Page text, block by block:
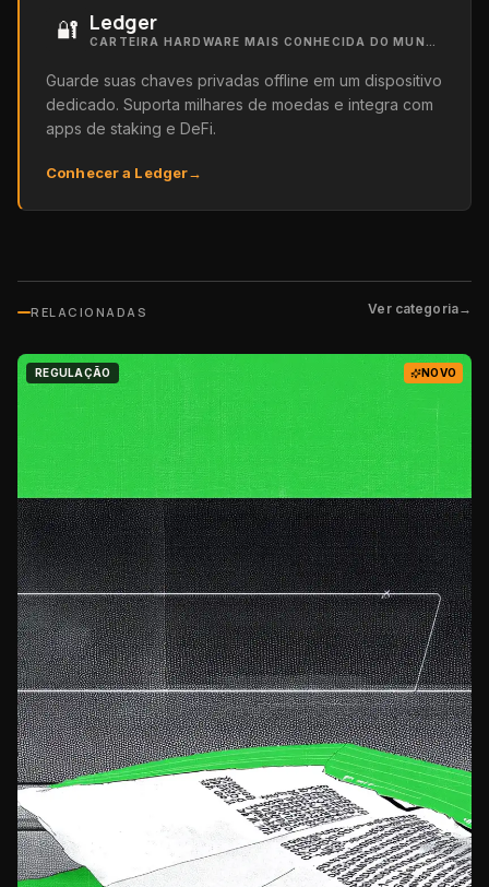
🔐 Ledger
Guarde suas chaves privadas offline em um dispositivo
dedicado. Suporta milhares de moedas e integra com
apps de staking e DeFi.
Conhecer a Ledger→
RELACIONADAS Ver categoria→
REGULAÇÃO NOVO